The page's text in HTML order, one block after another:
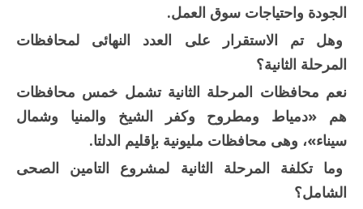
الجودة واحتياجات سوق العمل.
وهل تم الاستقرار على العدد النهائى لمحافظات
المرحلة الثانية؟
نعم محافظات المرحلة الثانية تشمل خمس محافظات
هم «دمياط ومطروح وكفر الشيخ والمنيا وشمال
سيناء»، وهى محافظات مليونية بإقليم الدلتا.
وما تكلفة المرحلة الثانية لمشروع التامين الصحى
الشامل؟